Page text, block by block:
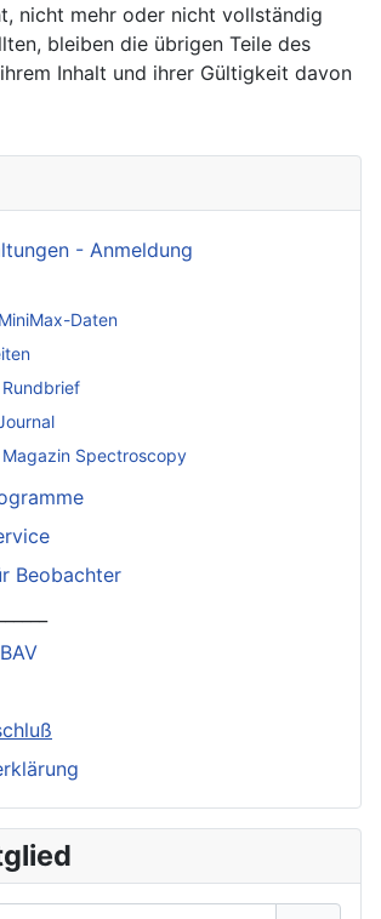
nicht mehr oder nicht vollständig
bleiben die übrigen Teile des
Inhalt und ihrer Gültigkeit davon
- Anmeldung
Daten
Magazin Spectroscopy
Beobachter